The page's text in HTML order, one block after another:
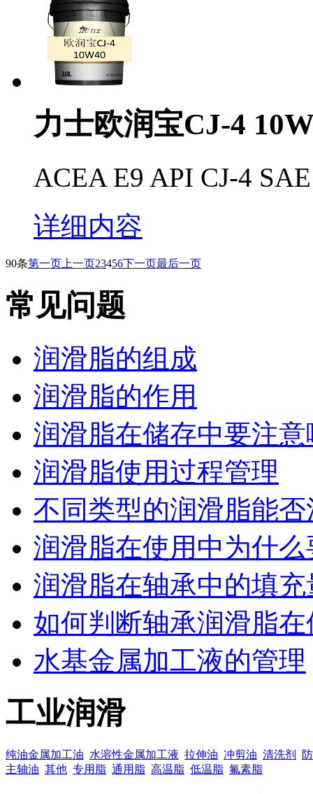
力士欧润宝CJ-4
ACEA E9 API CJ-4
详细内容
90条第一页 上一页23456下一页最后一页
常见问题
润滑脂的组成
润滑脂的作用
润滑脂在储存中要注
润滑脂使用过程管理
不同类型的润滑脂能
润滑脂在使用中为什
润滑脂在轴承中的填
如何判断轴承润滑脂
水基金属加工液的管理
工业润滑
纯油金属加工油 水溶性金属加工液 拉伸油 冲剪油 清洗剂
主轴油 其他 专用脂 通用脂 高温脂 低温脂 氟素脂